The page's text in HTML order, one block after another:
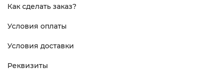
Как сделать заказ?
Условия оплаты
Условия доставки
Реквизиты